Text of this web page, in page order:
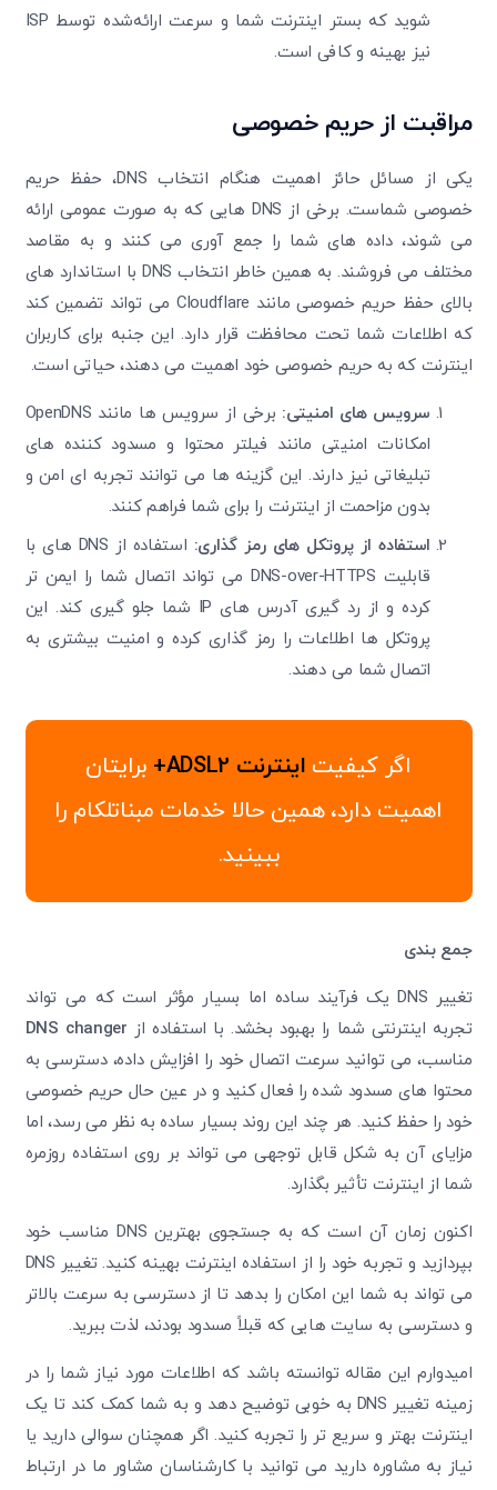
شوید که بستر اینترنت شما و سرعت ارائه‌شده توسط ISP
نیز بهینه و کافی است.
مراقبت از حریم خصوصی
یکی از مسائل حائز اهمیت هنگام انتخاب DNS، حفظ حریم
خصوصی شماست. برخی از DNS
هایی که به صورت عمومی ارائه
می ‌شوند، داده ‌های شما را جمع ‌آوری می‌ کنند و به مقاصد
مختلف می ‌فروشند. به همین خاطر انتخاب
DNS با استاندارد های
بالای حفظ حریم خصوصی مانند Cloudflare می ‌تواند تضمین کند
که اطلاعات شما تحت محافظت قرار دارد. این جنبه برای کاربران
اینترنت که به حریم خصوصی خود اهمیت می‌ دهند، حیاتی است.
سرویس‌ های امنیتی:
برخی از سرویس‌ ها مانند OpenDNS
امکانات امنیتی مانند فیلتر محتوا و مسدود کننده ‌های
تبلیغاتی نیز دارند. این گزینه ‌ها می ‌توانند تجربه ‌ای امن و
بدون مزاحمت از اینترنت را برای شما فراهم کنند.
استفاده از پروتکل ‌های رمز گذاری: استفاده از DNS
های با
قابلیت
DNS-over-HTTPS می‌ تواند اتصال شما را ایمن ‌تر
کرده و از رد گیری آدرس ‌های IP شما جلو گیری کند. این
پروتکل ‌ها اطلاعات را رمز گذاری کرده و امنیت بیشتری به
اتصال شما می ‌دهند.
اگر کیفیت اینترنت ADSL2+
برایتان
اهمیت دارد، همین حالا خدمات مبناتلکام را
ببینید.
جمع بندی
تغییر DNS یک فرآیند ساده اما بسیار مؤثر است که می ‌تواند
تجربه اینترنتی شما را بهبود بخشد. با استفاده از DNS changer
مناسب، می ‌توانید سرعت اتصال خود را افزایش داده، دسترسی به
محتوا های مسدود شده را فعال کنید و در عین حال حریم خصوصی
خود را حفظ کنید. هر چند این روند بسیار ساده به نظر می ‌رسد، اما
مزایای آن به شکل قابل توجهی می‌ تواند بر روی استفاده روزمره
شما از اینترنت تأثیر بگذارد.
اکنون زمان آن است که به جستجوی بهترین DNS مناسب خود
بپردازید و تجربه خود را از استفاده اینترنت بهینه کنید. تغییر DNS
می ‌تواند به شما این امکان را بدهد تا از دسترسی به سرعت بالاتر
و دسترسی به سایت‌ هایی که قبلاً مسدود بودند، لذت ببرید.
امیدوارم این مقاله توانسته باشد که اطلاعات مورد نیاز شما را در
زمینه تغییر DNS به خوبی توضیح دهد و به شما کمک کند تا یک
اینترنت بهتر و سریع ‌تر را تجربه کنید. اگر همچنان سوالی دارید یا
نیاز به مشاوره دارید می توانید با کارشناسان مشاور ما در ارتباط